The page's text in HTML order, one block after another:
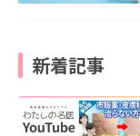
新着記事